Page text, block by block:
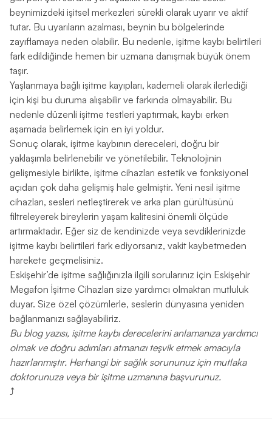
beynimizdeki işitsel merkezleri sürekli olarak uyarır ve aktif
tutar. Bu uyarıların azalması, beynin bu bölgelerinde
zayıflamaya neden olabilir. Bu nedenle, işitme kaybı belirtileri
fark edildiğinde hemen bir uzmana danışmak büyük önem
taşır.
Yaşlanmaya bağlı işitme kayıpları, kademeli olarak ilerlediği
için kişi bu duruma alışabilir ve farkında olmayabilir. Bu
nedenle düzenli işitme testleri yaptırmak, kaybı erken
aşamada belirlemek için en iyi yoldur.
Sonuç olarak, işitme kaybının dereceleri, doğru bir
yaklaşımla belirlenebilir ve yönetilebilir. Teknolojinin
gelişmesiyle birlikte, işitme cihazları estetik ve fonksiyonel
açıdan çok daha gelişmiş hale gelmiştir. Yeni nesil işitme
cihazları, sesleri netleştirerek ve arka plan gürültüsünü
filtreleyerek bireylerin yaşam kalitesini önemli ölçüde
artırmaktadır. Eğer siz de kendinizde veya sevdiklerinizde
işitme kaybı belirtileri fark ediyorsanız, vakit kaybetmeden
harekete geçmelisiniz.
Eskişehir’de işitme sağlığınızla ilgili sorularınız için Eskişehir
Megafon İşitme Cihazları size yardımcı olmaktan mutluluk
duyar. Size özel çözümlerle, seslerin dünyasına yeniden
bağlanmanızı sağlayabiliriz.
Bu blog yazısı, işitme kaybı derecelerini anlamanıza yardımcı
olmak ve doğru adımları atmanızı teşvik etmek amacıyla
hazırlanmıştır. Herhangi bir sağlık sorununuz için mutlaka
doktorunuza veya bir işitme uzmanına başvurunuz.
⤴